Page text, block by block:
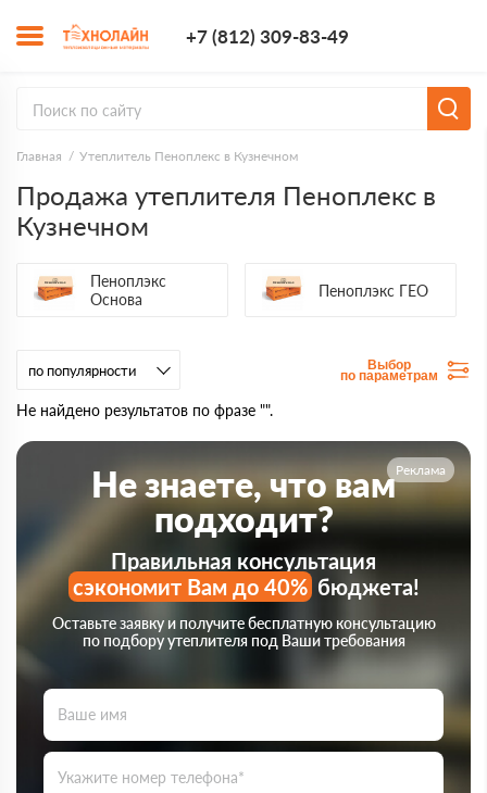
+7 (812) 309-83-49
Главная Утеплитель Пеноплекс в Кузнечном
Продажа утеплителя Пеноплекс в
Кузнечном
Пеноплэкс
Основа
Пеноплэкс ГЕО
Выбор
по параметрам
Не найдено результатов по фразе "".
Реклама
Не знаете, что вам
подходит?
Правильная консультация
сэкономит Вам до 40%бюджета!
Оставьте заявку и получите бесплатную консультацию
по подбору утеплителя под Ваши требования